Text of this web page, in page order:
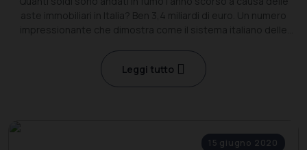
aste immobiliari in Italia? Ben 3,4 miliardi di euro. Un numero
impressionante che dimostra come il sistema italiano delle
Leggi tutto
15 giugno 2020